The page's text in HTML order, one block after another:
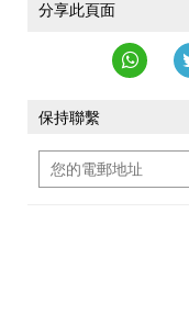
分享此頁面
保持聯繫